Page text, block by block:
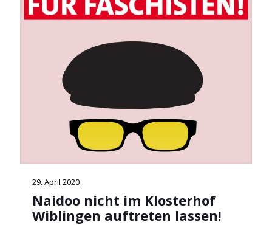
29. April 2020
Naidoo nicht im Klosterhof
Wiblingen auftreten lassen!